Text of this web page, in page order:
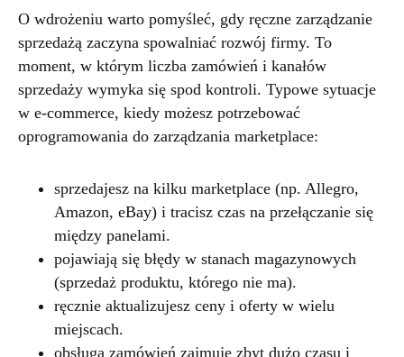
O wdrożeniu warto pomyśleć, gdy ręczne zarządzanie
sprzedażą zaczyna spowalniać rozwój firmy. To
moment, w którym liczba zamówień i kanałów
sprzedaży wymyka się spod kontroli. Typowe sytuacje
w e-commerce, kiedy możesz potrzebować
oprogramowania do zarządzania marketplace:
sprzedajesz na kilku marketplace (np. Allegro,
Amazon, eBay) i tracisz czas na przełączanie się
między panelami.
pojawiają się błędy w stanach magazynowych
(sprzedaż produktu, którego nie ma).
ręcznie aktualizujesz ceny i oferty w wielu
miejscach.
obsługa zamówień zajmuje zbyt dużo czasu i